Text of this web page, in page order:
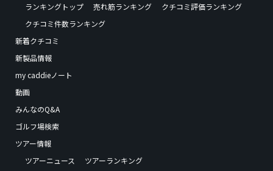
ランキングトップ
売れ筋ランキング
クチコミ評価ランキング
クチコミ件数ランキング
新着クチコミ
新製品情報
my caddieノート
動画
みんなのQ&A
ゴルフ場検索
ツアー情報
ツアーニュース
ツアーランキング